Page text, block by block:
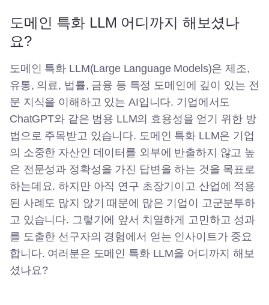
도메인 특화 LLM 어디까지 해보셨나
요?
도메인 특화 LLM(Large Language Models)은 제조,
유통, 의료, 법률, 금융 등 특정 도메인에 깊이 있는 전
문 지식을 이해하고 있는 AI입니다. 기업에서도
ChatGPT와 같은 범용 LLM의 효용성을 얻기 위한 방
법으로 주목받고 있습니다. 도메인 특화 LLM은 기업
의 소중한 자산인 데이터를 외부에 반출하지 않고 높
은 전문성과 정확성을 가진 답변을 하는 것을 목표로
하는데요. 하지만 아직 연구 초장기이고 산업에 적용
된 사례도 많지 않기 때문에 많은 기업이 고군분투하
고 있습니다. 그렇기에 앞서 치열하게 고민하고 성과
를 도출한 선구자의 경험에서 얻는 인사이트가 중요
합니다. 여러분은 도메인 특화 LLM을 어디까지 해보
셨나요?